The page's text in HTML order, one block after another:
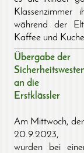
Klassenzimmer
während der
Kaffee und
Übergabe der
an die
Erstklässler
Am Mittwoch,
20.9.2023,
wurden bei